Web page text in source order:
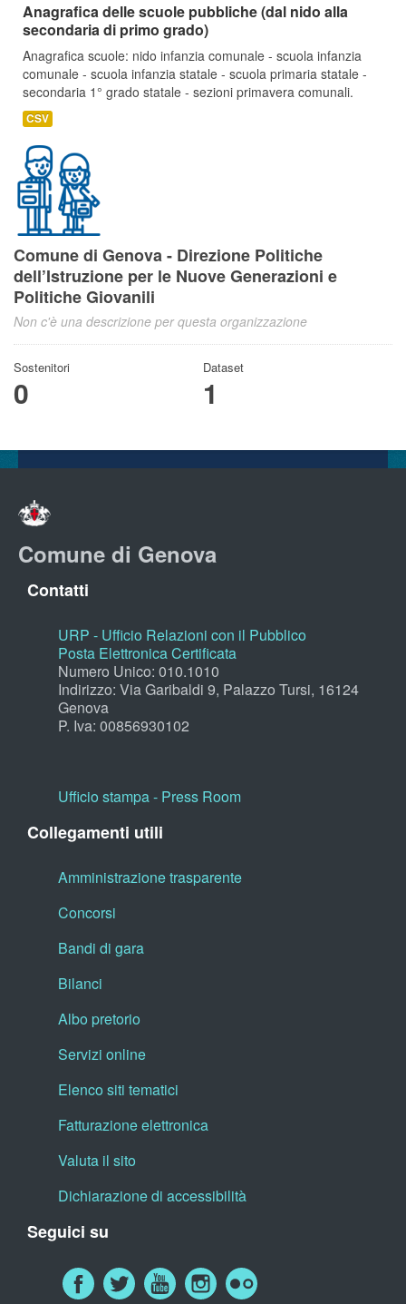
Anagrafica delle scuole pubbliche (dal nido alla
secondaria di primo grado)
Anagrafica scuole: nido infanzia comunale - scuola infanzia
comunale - scuola infanzia statale - scuola primaria statale -
secondaria 1° grado statale - sezioni primavera comunali.
CSV
Comune di Genova - Direzione Politiche
dell’Istruzione per le Nuove Generazioni e
Politiche Giovanili
Non c'è una descrizione per questa organizzazione
Sostenitori
0
Dataset
1
Comune di Genova
Contatti
URP - Ufficio Relazioni con il Pubblico
Posta Elettronica Certificata
Numero Unico: 010.1010
Indirizzo: Via Garibaldi 9, Palazzo Tursi, 16124
Genova
P. Iva: 00856930102
Ufficio stampa - Press Room
Collegamenti utili
Amministrazione trasparente
Concorsi
Bandi di gara
Bilanci
Albo pretorio
Servizi online
Elenco siti tematici
Fatturazione elettronica
Valuta il sito
Dichiarazione di accessibilità
Seguici su